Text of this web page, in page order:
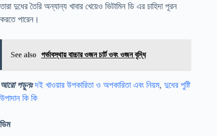
তারা দুধের তৈরি অন্যান্য খাবার খেয়েও ভিটামিন ডি এর চাহিদা পূরন
করতে পারেন।
See also গর্ভাবস্থায় বাচ্চার ওজন চার্ট ওবং ওজন বৃদ্ধি
আরো পড়ুনঃ দই খাওয়ার উপকারিতা ও অপকারিতা এবং নিয়ম, দুধের পুষ্টি
উপাদান কি কি
ডিম